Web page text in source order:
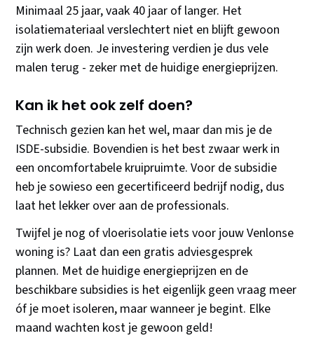
Minimaal 25 jaar, vaak 40 jaar of langer. Het
isolatiemateriaal verslechtert niet en blijft gewoon
zijn werk doen. Je investering verdien je dus vele
malen terug - zeker met de huidige energieprijzen.
Kan ik het ook zelf doen?
Technisch gezien kan het wel, maar dan mis je de
ISDE-subsidie. Bovendien is het best zwaar werk in
een oncomfortabele kruipruimte. Voor de subsidie
heb je sowieso een gecertificeerd bedrijf nodig, dus
laat het lekker over aan de professionals.
Twijfel je nog of vloerisolatie iets voor jouw Venlonse
woning is? Laat dan een gratis adviesgesprek
plannen. Met de huidige energieprijzen en de
beschikbare subsidies is het eigenlijk geen vraag meer
óf je moet isoleren, maar wanneer je begint. Elke
maand wachten kost je gewoon geld!